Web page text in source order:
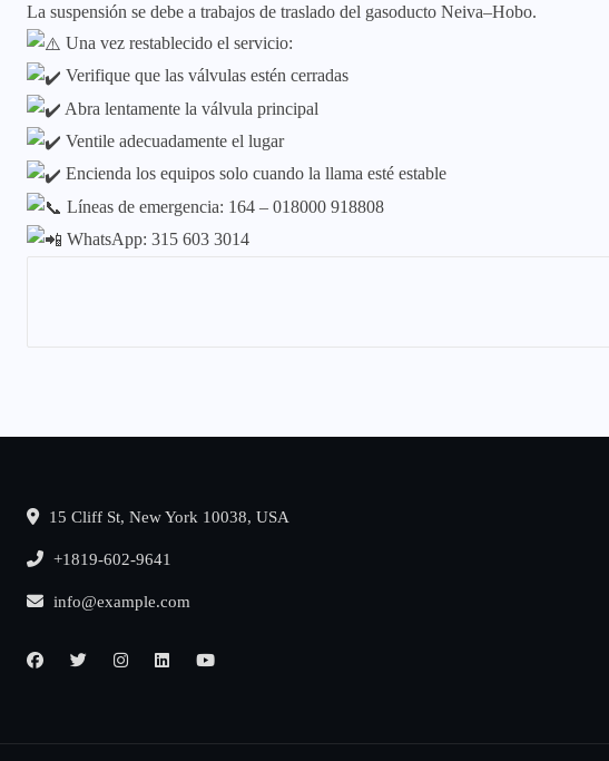
La suspensión se debe a trabajos de traslado del gasoducto Neiva–Hobo.
Una vez restablecido el servicio:
Verifique que las válvulas estén cerradas
Abra lentamente la válvula principal
Ventile adecuadamente el lugar
Encienda los equipos solo cuando la llama esté estable
Líneas de emergencia: 164 – 018000 918808
WhatsApp: 315 603 3014
15 Cliff St, New York 10038, USA
+1819-602-9641
info@example.com